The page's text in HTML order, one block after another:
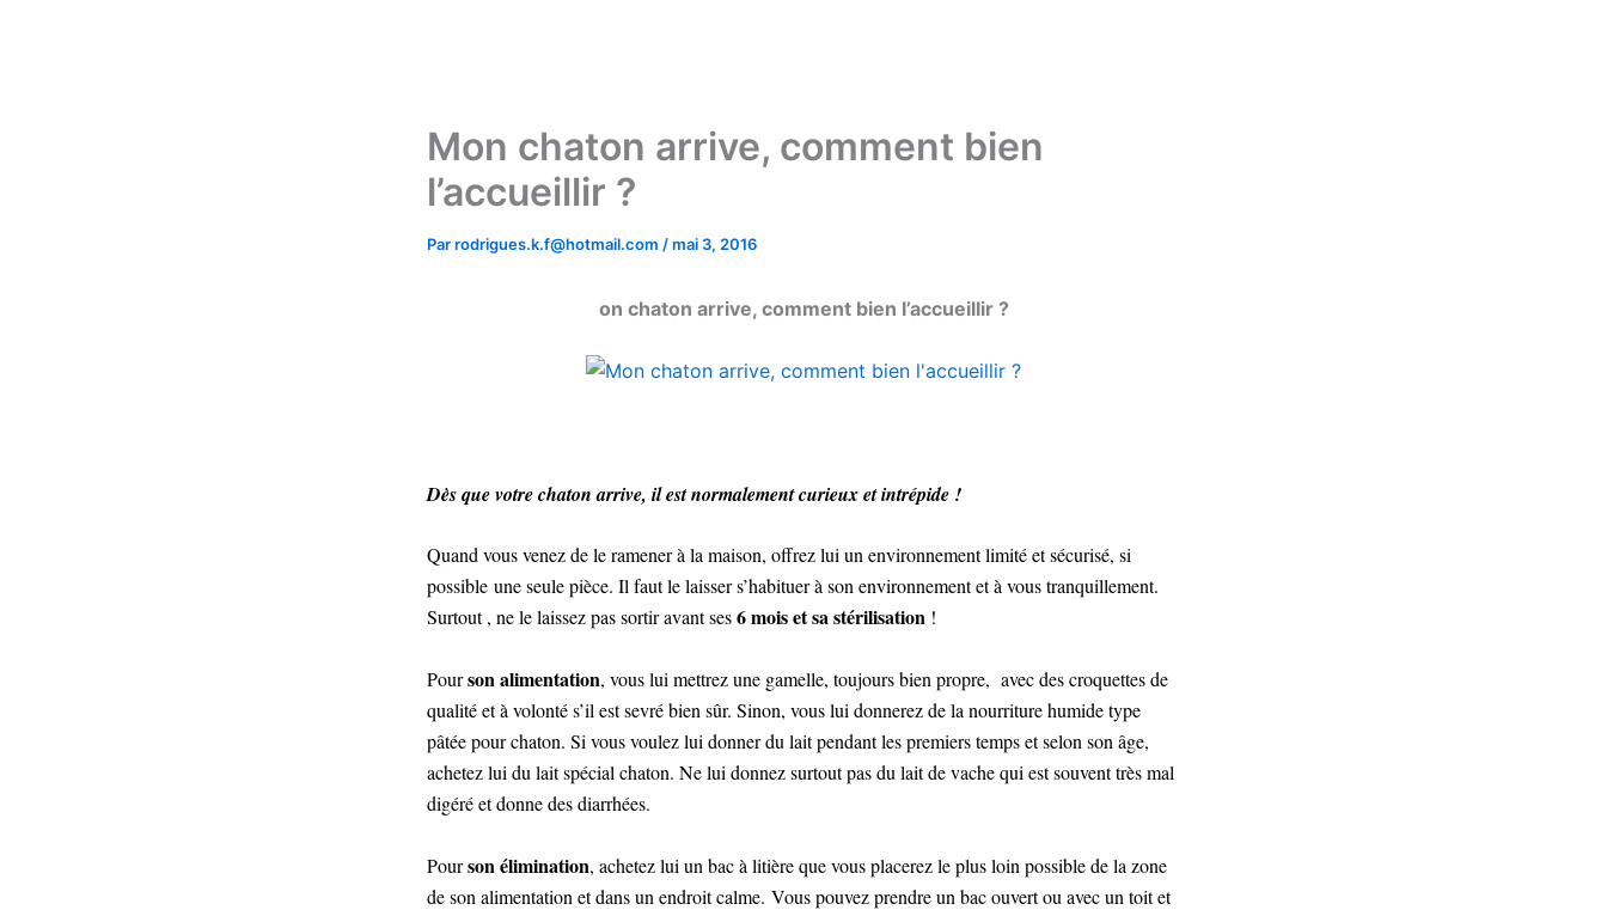
Mon chaton arrive, comment bien
l’accueillir ?
Parrodrigues.k.f@hotmail.com /mai 3, 2016
on chaton arrive, comment bien l’accueillir ?
Dès que votre chaton arrive, il est normalement curieux et intrépide !
Quand vous venez de le ramener à la maison, offrez lui un environnement limité et sécurisé, si
possible une seule pièce. Il faut le laisser s’habituer à son environnement et à vous tranquillement.
Surtout , ne le laissez pas sortir avant ses6 mois et sa stérilisation !
Pourson alimentation, vous lui mettrez une gamelle, toujours bien propre, avec des croquettes de
qualité et à volonté s’il est sevré bien sûr. Sinon, vous lui donnerez de la nourriture humide type
pâtée pour chaton. Si vous voulez lui donner du lait pendant les premiers temps et selon son âge,
achetez lui du lait spécial chaton. Ne lui donnez surtout pas du lait de vache qui est souvent très mal
digéré et donne des diarrhées.
Pourson élimination, achetez lui un bac à litière que vous placerez le plus loin possible de la zone
de son alimentation et dans un endroit calme. Vous pouvez prendre un bac ouvert ou avec un toit et